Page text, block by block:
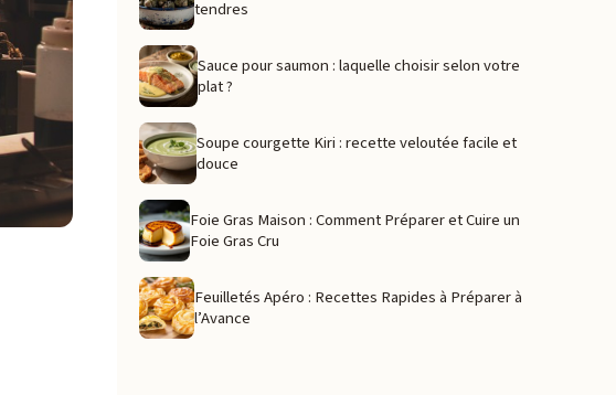
tendres
Sauce pour saumon : laquelle choisir selon votre
plat ?
Soupe courgette Kiri : recette veloutée facile et
douce
Foie Gras Maison : Comment Préparer et Cuire un
Foie Gras Cru
Feuilletés Apéro : Recettes Rapides à Préparer à
l’Avance